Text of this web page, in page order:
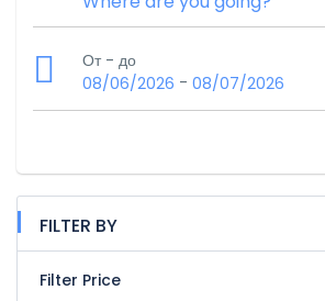
От - до
08/06/2026 - 08/07/2026
FILTER BY
Filter Price